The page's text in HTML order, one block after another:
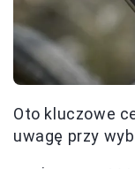
Oto kluczowe
uwagę przy